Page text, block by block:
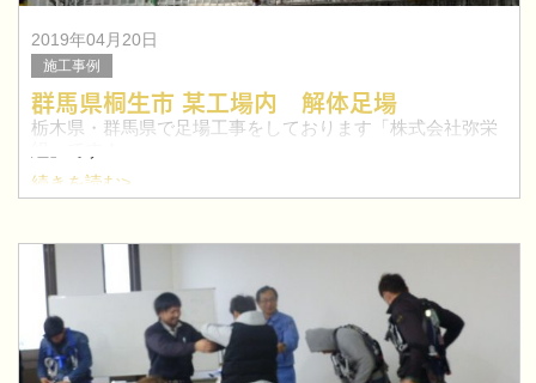
2019年04月20日
施工事例
群馬県桐生市 某工場内 解体足場
栃木県・群馬県で足場工事をしております「株式会社弥栄
今回は、群馬県桐生市にて工場の解体足場工事を行いまし
太田市を中心に群馬県で鳶職人を目指したい方！求人特集
はこちらへ≫
続きを読む>